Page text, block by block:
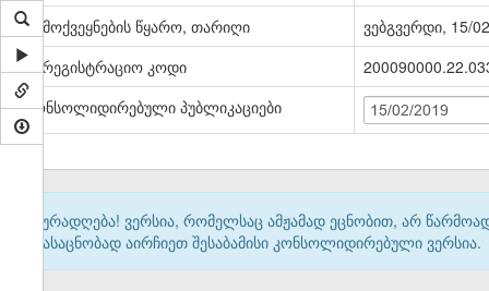
გამოქვეყნების წყარო, თარიღი
ვებგვერდი, 15/
სარეგისტრაციო კოდი
კონსოლიდირებული პუბლიკაციები
15/02/2019
ყურადღება! ვერსია, რომელსაც ამჟამად ეცნობით, არ
გასაცნობად აირჩიეთ შესაბამისი კონსოლიდირებული ვერსია.